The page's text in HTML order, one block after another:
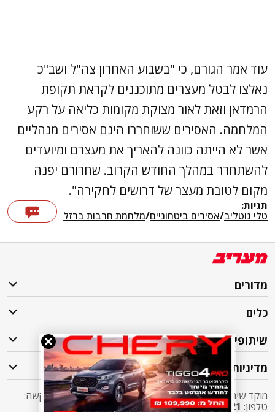
עוד אמר הגורם, כי "בשבוע האחרון צה"ל ושב"כ
נאלצו לבטל מעצרים מתוכננים לקראת תקופת
הרמדאן וזאת לאור מצוקת מקומות כליאה על רקע
המלחמה. האסירים ששוחררו הינם אסירים מנהליים
אשר לא הייתה כוונה להאריך את מעצרם ומיועדים
להשתחרר במהלך החודש הקרוב. שחרורם יפנה
מקום לטובת מעצר של דרושים לחקירה".
תגיות:
טלי גוטליב/אסירים ביטחוניים/מלחמת חרבות ברזל
מדורים
כלים
שיתופי פעולה
מדיניות
מוקד שירות לקוחות מעריב אליו ניתן לפנות בכל שאלה או בקשה:
טלפון: 2421* שלוחה 5 מעריב או
03-7619056